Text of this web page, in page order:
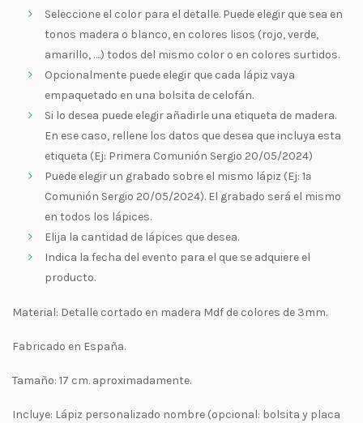
Seleccione el color para el detalle. Puede elegir que sea en
tonos madera o blanco, en colores lisos (rojo, verde,
amarillo, ….) todos del mismo color o en colores surtidos.
Opcionalmente puede elegir que cada lápiz vaya
empaquetado en una bolsita de celofán.
Si lo desea puede elegir añadirle una etiqueta de madera.
En ese caso, rellene los datos que desea que incluya esta
etiqueta (Ej: Primera Comunión Sergio 20/05/2024)
Puede elegir un grabado sobre el mismo lápiz (Ej: 1ª
Comunión Sergio 20/05/2024). El grabado será el mismo
en todos los lápices.
Elija la cantidad de lápices que desea.
Indica la fecha del evento para el que se adquiere el
producto.
Material: Detalle cortado en madera Mdf de colores de 3mm.
Fabricado en España.
Tamaño: 17 cm. aproximadamente.
Incluye: Lápiz personalizado nombre (opcional: bolsita y placa